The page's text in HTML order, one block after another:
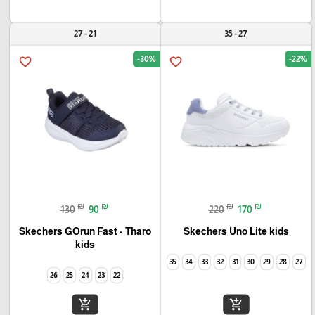
27 - 35
favorite_border -22%
220 ₪ 170 ₪
Skechers Uno Lite kids
27
28
29
30
31
32
33
34
35
add_shopping_cart
21 - 27
favorite_border -30%
130 ₪ 90 ₪
Skechers GOrun Fast - Tharo
kids
22
23
24
25
26
add_shopping_cart